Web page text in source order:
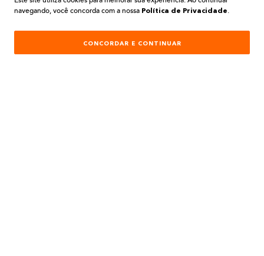
INSTITUCIONAL
AJUDA E SUPORTE
navegando, você concorda com a nossa Política de Privacidade.
CONCORDAR E CONTINUAR